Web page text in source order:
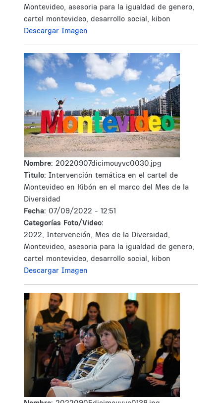
Montevideo, asesoria para la igualdad de genero,
cartel montevideo, desarrollo social, kibon
Descargar Imagen
Nombre: 20220907dicimouyvc0030.jpg
Tìtulo: Intervención temática en el cartel de
Montevideo en Kibón en el marco del Mes de la
Diversidad
Fecha: 07/09/2022 - 12:51
Categorías Foto/Video:
2022, Intervención, Mes de la Diversidad,
Montevideo, asesoria para la igualdad de genero,
cartel montevideo, desarrollo social, kibon
Descargar Imagen